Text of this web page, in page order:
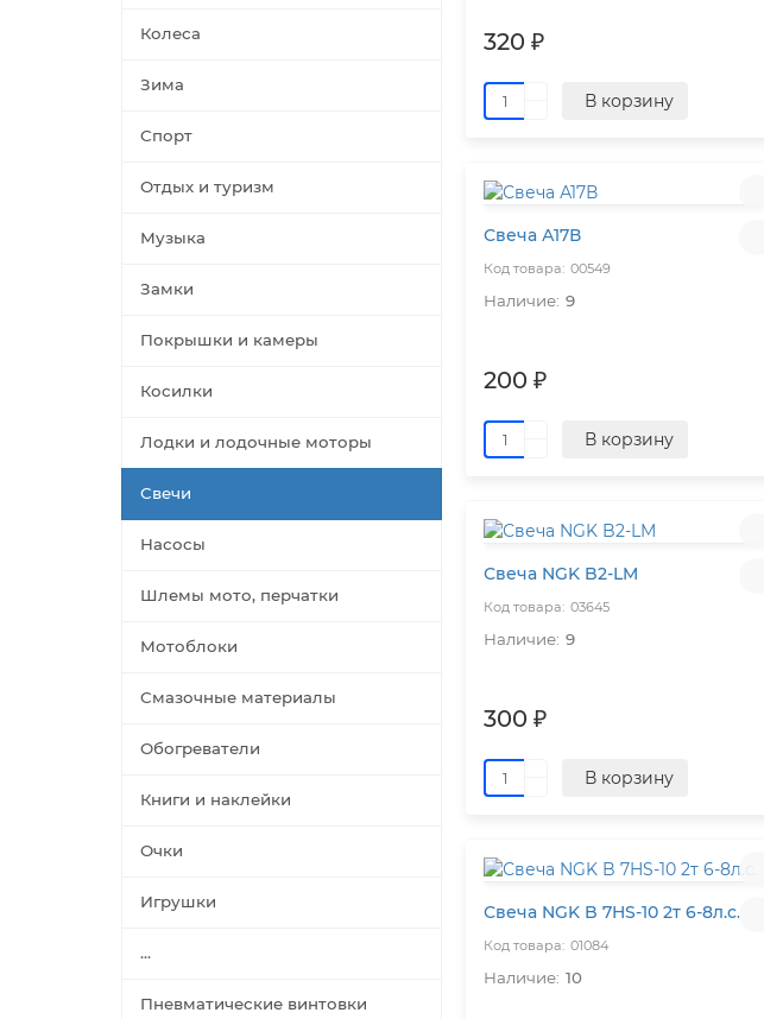
Колеса
Зима
Спорт
Отдых и туризм
Музыка
Замки
Покрышки и камеры
Косилки
Лодки и лодочные моторы
Свечи
Насосы
Шлемы мото, перчатки
Мотоблоки
Смазочные материалы
Обогреватели
Книги и наклейки
Очки
Игрушки
...
Пневматические винтовки
320 ₽
В корзину
Свеча А17В
00549
9
200 ₽
В корзину
Свеча NGK B2-LM
03645
9
300 ₽
В корзину
Свеча NGK B 7HS-10 2т 6-8л.с.
01084
10